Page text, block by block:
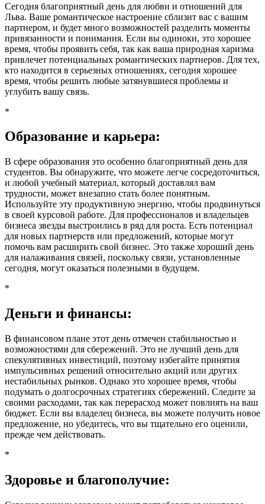
Сегодня благоприятный день для любви и отношений для
Льва. Ваше романтическое настроение сблизит вас с вашим
партнером, и будет много возможностей разделить моменты
привязанности и понимания. Если вы одиноки, это хорошее
время, чтобы проявить себя, так как ваша природная харизма
привлечет потенциальных романтических партнеров. Для тех,
кто находится в серьезных отношениях, сегодня хорошее
время, чтобы решить любые затянувшиеся проблемы и
углубить вашу связь.
*
Образование и карьера:
В сфере образования это особенно благоприятный день для
студентов. Вы обнаружите, что можете легче сосредоточиться,
и любой учебный материал, который доставлял вам
трудности, может внезапно стать более понятным.
Используйте эту продуктивную энергию, чтобы продвинуться
в своей курсовой работе. Для профессионалов и владельцев
бизнеса звезды выстроились в ряд для роста. Есть потенциал
для новых партнерств или предложений, которые могут
помочь вам расширить свой бизнес. Это также хороший день
для налаживания связей, поскольку связи, установленные
сегодня, могут оказаться полезными в будущем.
*
Деньги и финансы:
В финансовом плане этот день отмечен стабильностью и
возможностями для сбережений. Это не лучший день для
спекулятивных инвестиций, поэтому избегайте принятия
импульсивных решений относительно акций или других
нестабильных рынков. Однако это хорошее время, чтобы
подумать о долгосрочных стратегиях сбережений. Следите за
своими расходами, так как перерасход может повлиять на ваш
бюджет. Если вы владелец бизнеса, вы можете получить новое
предложение, но убедитесь, что вы тщательно его оценили,
прежде чем действовать.
*
Здоровье и благополучие: